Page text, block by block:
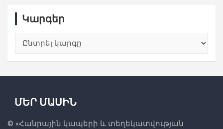
Կարգեր
ՄԵՐ ՄԱՍԻՆ
© «Հանրային կապերի և տեղեկատվության